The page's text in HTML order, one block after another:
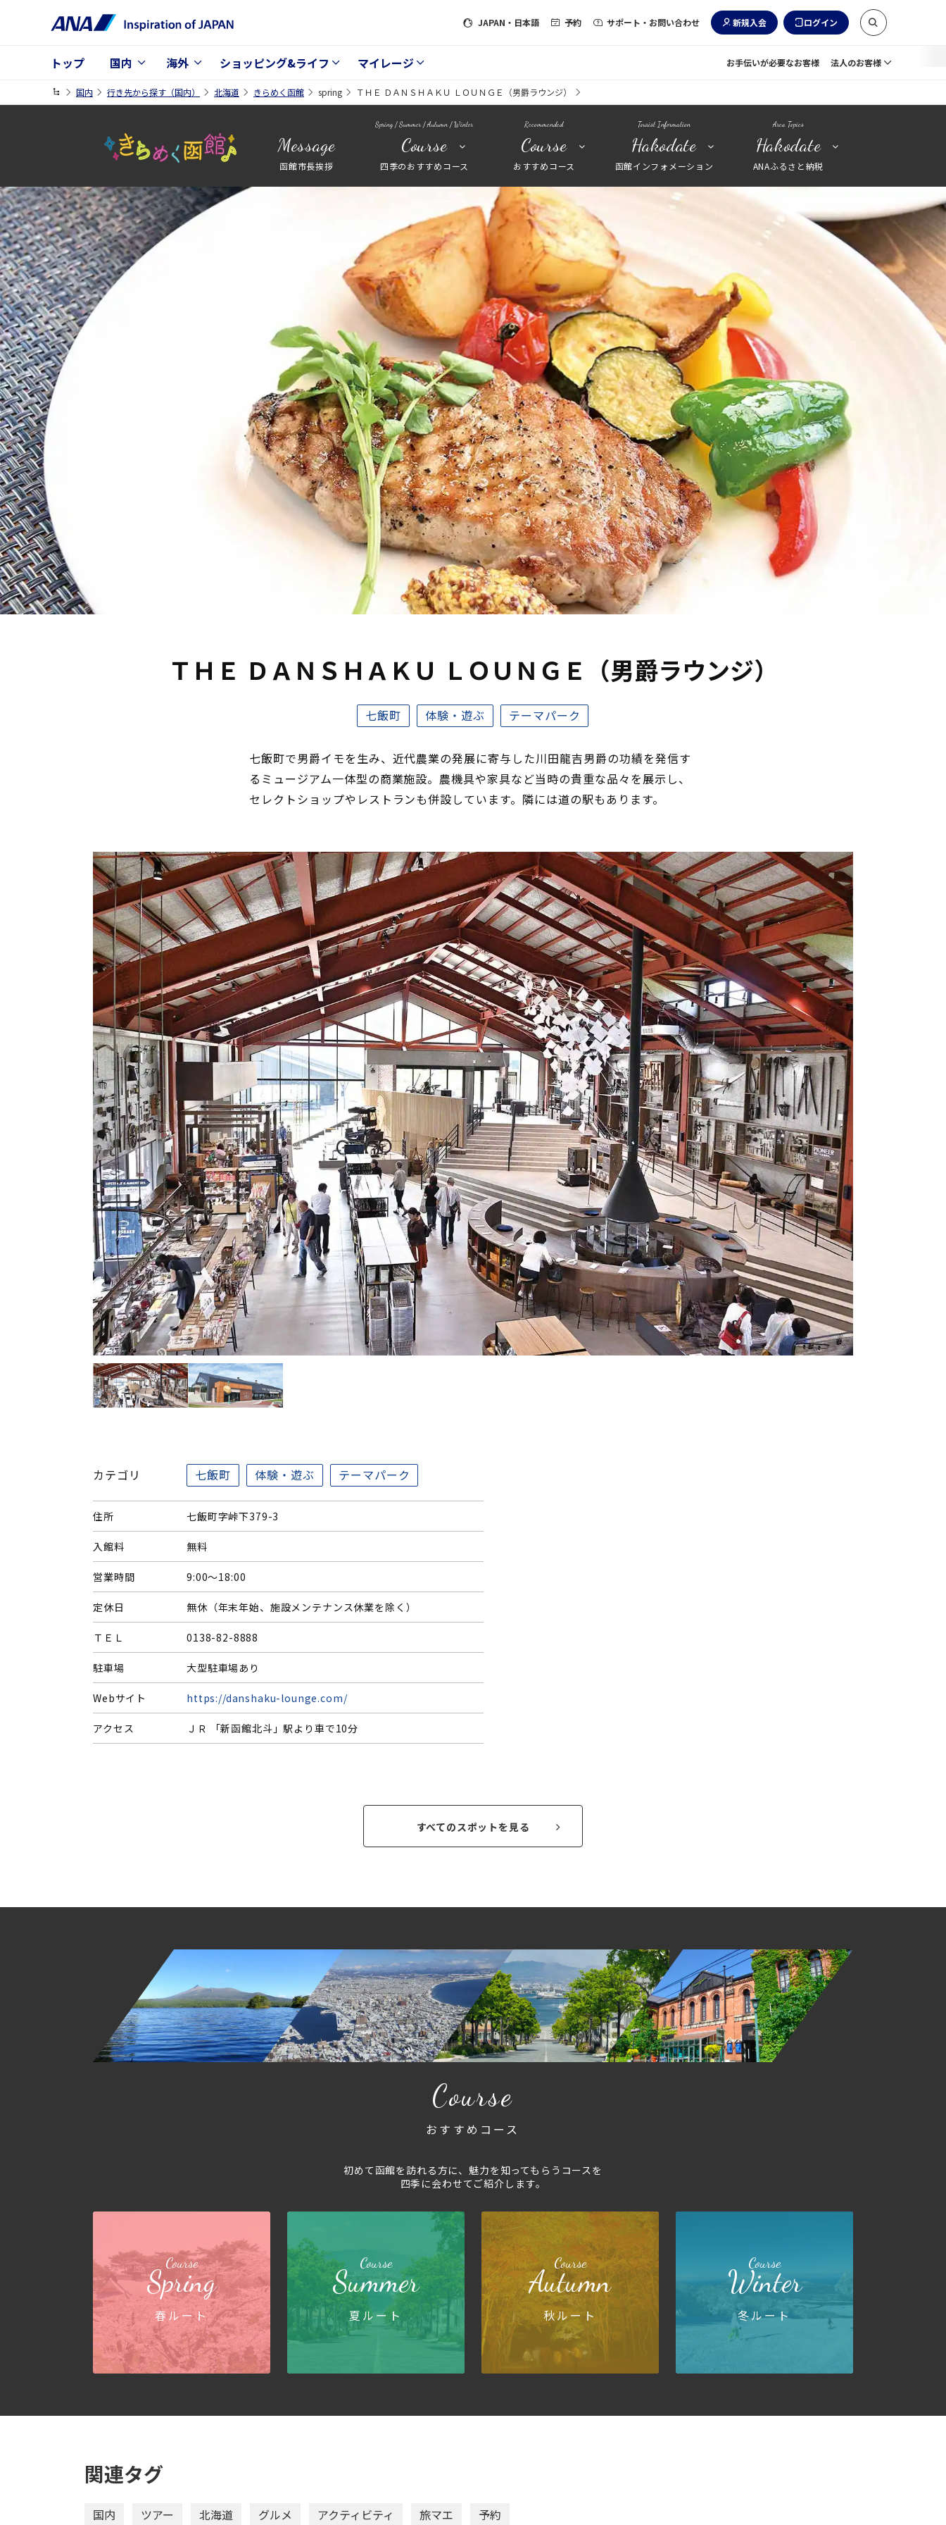
JAPAN ・日本語 予約 サポート・お問い合わせ 新規入会 ログイン
トップ 国内 海外 ショッピング&ライフ マイレージ お手伝いが必要なお客様 法人のお客様
国内 行き先から探す（国内） 北海道 きらめく函館 spring ＴＨＥ ＤＡＮＳＨＡＫＵ ＬＯＵＮＧＥ（男爵ラウンジ）
Message
函館市長挨拶
Spring / Summer / Autumn / Winter
Course
四季のおすすめコース
Recommended
Course
おすすめコース
Tourist Information
Hakodate
函館インフォメーション
Area Topics
Hakodate
ANAふるさと納税
ＴＨＥ ＤＡＮＳＨＡＫＵ ＬＯＵＮＧＥ（男爵ラウンジ）
七飯町 体験・遊ぶ テーマパーク
七飯町で男爵イモを生み、近代農業の発展に寄与した川田龍吉男爵の功績を発信す
るミュージアム一体型の商業施設。農機具や家具など当時の貴重な品々を展示し、
セレクトショップやレストランも併設しています。隣には道の駅もあります。
カテゴリ 七飯町 体験・遊ぶ テーマパーク
住所 七飯町字峠下379-3
入館料 無料
営業時間 9:00～18:00
定休日 無休（年末年始、施設メンテナンス休業を除く）
ＴＥＬ 0138-82-8888
駐車場 大型駐車場あり
Webサイト https://danshaku-lounge.com/
アクセス ＪＲ 「新函館北斗」駅より車で10分
すべてのスポットを見る
Course
おすすめコース
初めて函館を訪れる方に、魅力を知ってもらうコースを
四季に会わせてご紹介します。
Course
Spring
春ルート
Course
Summer
夏ルート
Course
Autumn
秋ルート
Course
Winter
冬ルート
関連タグ
国内 ツアー 北海道 グルメ アクティビティ 旅マエ 予約